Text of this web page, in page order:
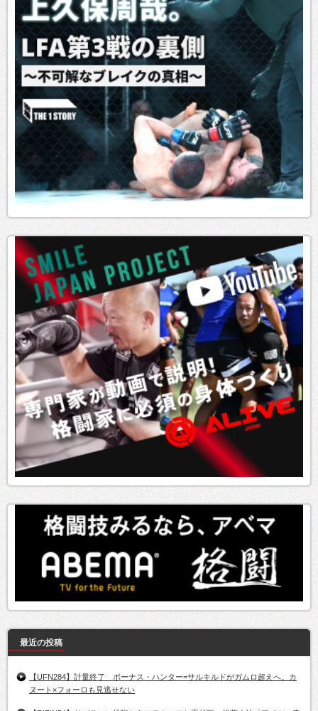
最近の投稿
【UFN284】計量終了 ボーナス・ハンター=サルキルドがガムロ超えへ。カ
ヌート×フォーロも見逃せない